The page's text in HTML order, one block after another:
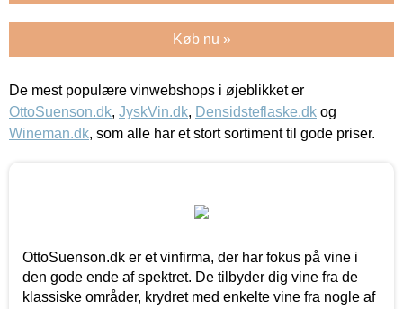
Køb nu »
De mest populære vinwebshops i øjeblikket er
OttoSuenson.dk, JyskVin.dk, Densidsteflaske.dk og
Wineman.dk, som alle har et stort sortiment til gode priser.
OttoSuenson.dk er et vinfirma, der har fokus på vine i
den gode ende af spektret. De tilbyder dig vine fra de
klassiske områder, krydret med enkelte vine fra nogle af